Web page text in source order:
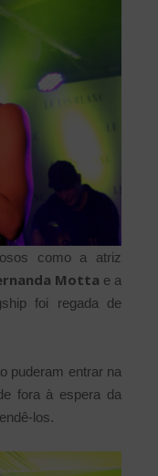
como a atriz
Motta e a
foi regada de
puderam entrar na
fora à espera da
los.